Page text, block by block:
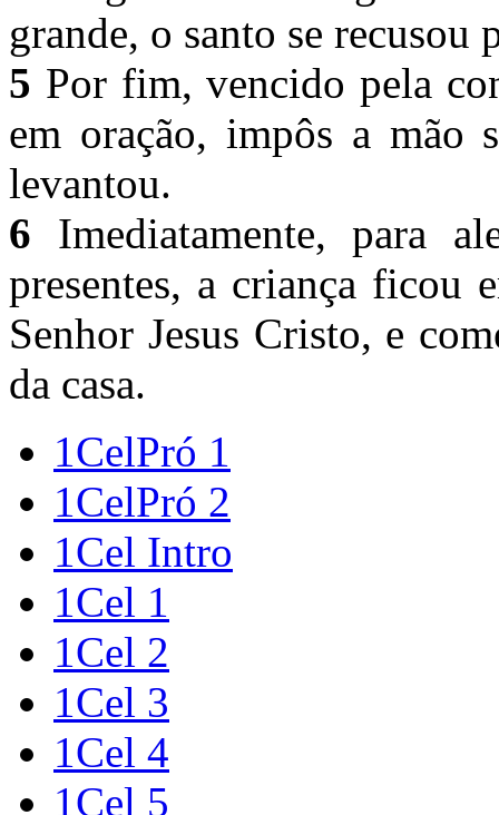
grande, o santo se
5 Por fim, vencido pela
em oração, impôs a mão
levantou.
6 Imediatamente, para
presentes, a criança ficou
Senhor Jesus Cristo, e
da casa.
1CelPró 1
1CelPró 2
1Cel Intro
1Cel 1
1Cel 2
1Cel 3
1Cel 4
1Cel 5